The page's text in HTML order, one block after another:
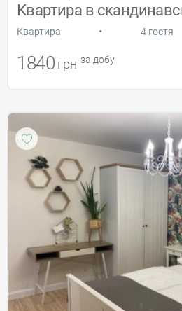
Квартира • 4 гостя
1840 грн за добу